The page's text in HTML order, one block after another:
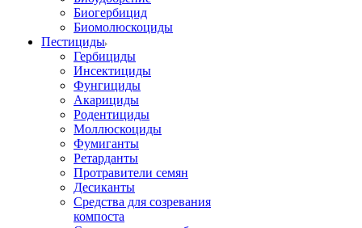
Биогербицид
Биомолюскоциды
Пестициды
Гербициды
Инсектициды
Фунгициды
Акарициды
Родентициды
Моллюскоциды
Фумиганты
Ретарданты
Протравители семян
Десиканты
Средства для созревания
компоста